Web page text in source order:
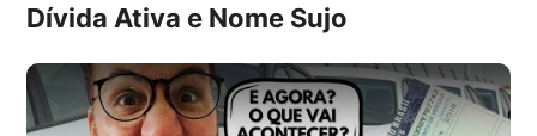
Dívida Ativa e Nome Sujo